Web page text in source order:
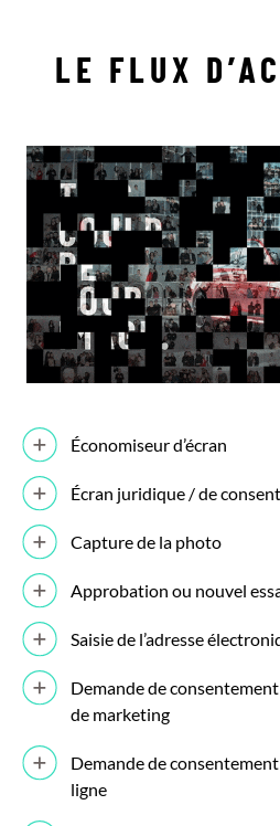
LE FLUX
Économiseur d’écran
Écran juridique / de
Capture de la photo
Approbation ou nouvel
Saisie de l’adresse
Demande de
de marketing
Demande de
ligne